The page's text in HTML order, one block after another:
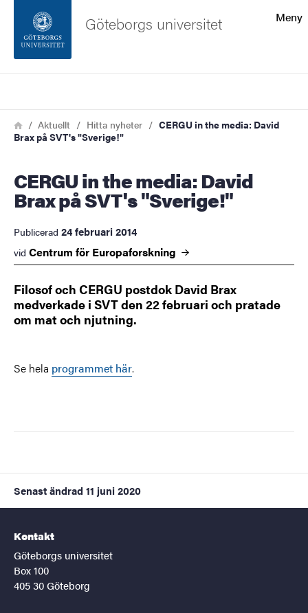
Sidfoten
Om webbplatsen
Meny
Göteborgs universitet
Länkstig
HemAktuellt Hitta nyheter
CERGU in the media: David
Brax på SVT's "Sverige!"
CERGU in the media: David
Brax på SVT's "Sverige!"
Publicerad 24 februari 2014
vid Centrum för Europaforskning
Filosof och CERGU postdok David Brax
medverkade i SVT den 22 februari och pratade
om mat och njutning.
Se hela programmet här.
Senast ändrad 11 juni 2020
Kontakt
Göteborgs universitet
Box 100
405 30 Göteborg